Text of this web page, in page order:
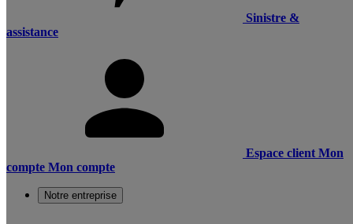
Sinistre &
assistance
Espace client Mon
compte Mon compte
Notre entreprise